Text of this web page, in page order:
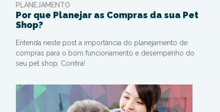
PLANEJAMENTO
Por que Planejar as Compras da sua Pet
Shop?
Entenda neste post a importância do planejamento de
compras para o bom funcionamento e desempenho do
seu pet shop. Confira!